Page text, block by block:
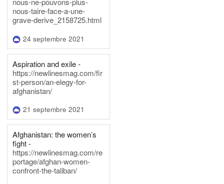
nous-taire-face-a-une-
grave-derive_2158725.html
24 septembre 2021
Aspiration and exile -
https://newlinesmag.com/fir
st-person/an-elegy-for-
afghanistan/
21 septembre 2021
Afghanistan: the women’s
fight -
https://newlinesmag.com/re
portage/afghan-women-
confront-the-taliban/